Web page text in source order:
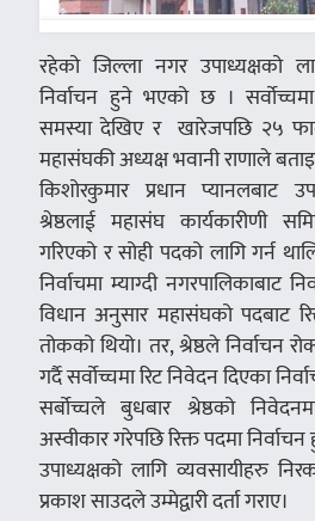
रहेको जिल्ला नगर उपाध्यक्षको
निर्वाचन हुने भएको छ । सर्वोच्चमा
समस्या देखिए र खारेजपछि २५
महासंघकी अध्यक्ष भवानी राणाले
किशोरकुमार प्रधान प्यानलबाट
श्रेष्ठलाई महासंघ कार्यकारीणी
गरिएको र सोही पदको लागि गर्न
निर्वाचमा म्याग्दी नगरपालिकाबाट
विधान अनुसार महासंघको पदबाट
तोकको थियो। तर, श्रेष्ठले निर्वाचन
गर्दै सर्वोच्चमा रिट निवेदन दिएका
सर्बोच्चले बुधबार श्रेष्ठको
अस्वीकार गरेपछि रिक्त पदमा
उपाध्यक्षको लागि व्यवसायीहरु
प्रकाश साउदले उम्मेद्वारी दर्ता गराए।